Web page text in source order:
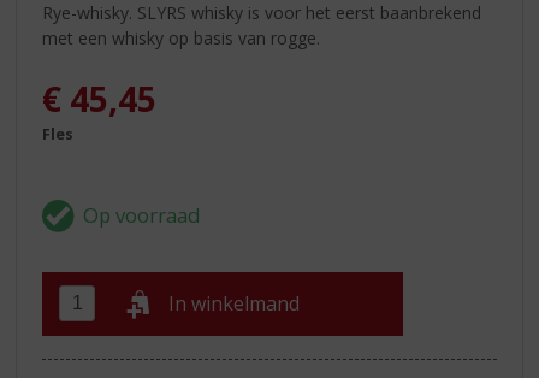
Rye-whisky. SLYRS whisky is voor het eerst baanbrekend
met een whisky op basis van rogge.
€ 45,45
Fles
In winkelmand